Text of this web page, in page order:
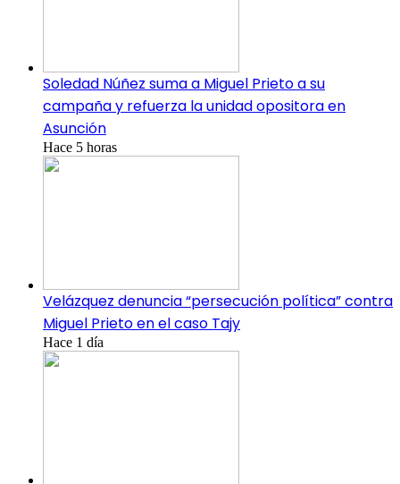
Soledad Núñez suma a Miguel Prieto a su
campaña y refuerza la unidad opositora en
Asunción
Hace 5 horas
Velázquez denuncia “persecución política” contra
Miguel Prieto en el caso Tajy
Hace 1 día